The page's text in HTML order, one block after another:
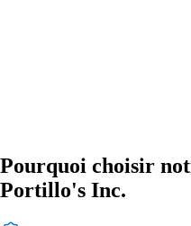
Pourquoi choisir
Portillo's Inc.